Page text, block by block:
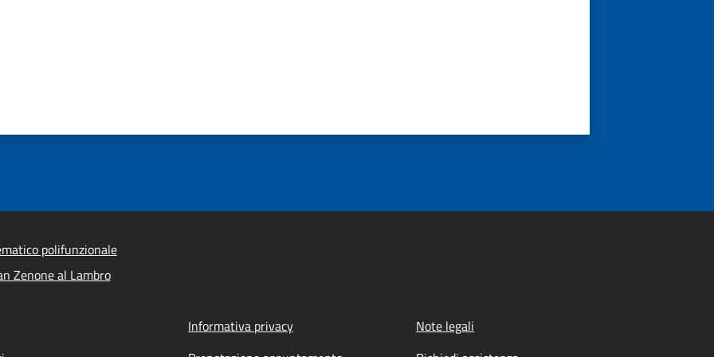
polifunzionale
Zenone al Lambro
Informativa privacy
Note legali